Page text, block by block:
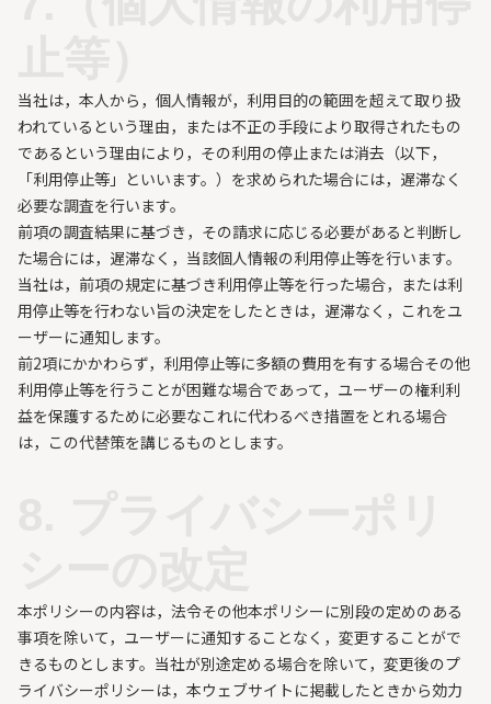
当社は，本人から，個人情報が，利用目的の範囲を超えて取り扱
われているという理由，または不正の手段により取得されたもの
であるという理由により，その利用の停止または消去（以下，
「利用停止等」といいます。）を求められた場合には，遅滞なく
必要な調査を行います。
前項の調査結果に基づき，その請求に応じる必要があると判断し
た場合には，遅滞なく，当該個人情報の利用停止等を行います。
当社は，前項の規定に基づき利用停止等を行った場合，または利
用停止等を行わない旨の決定をしたときは，遅滞なく，これをユ
ーザーに通知します。
前2項にかかわらず，利用停止等に多額の費用を有する場合その他
利用停止等を行うことが困難な場合であって，ユーザーの権利利
益を保護するために必要なこれに代わるべき措置をとれる場合
は，この代替策を講じるものとします。
本ポリシーの内容は，法令その他本ポリシーに別段の定めのある
事項を除いて，ユーザーに通知することなく，変更することがで
きるものとします。当社が別途定める場合を除いて，変更後のプ
ライバシーポリシーは，本ウェブサイトに掲載したときから効力